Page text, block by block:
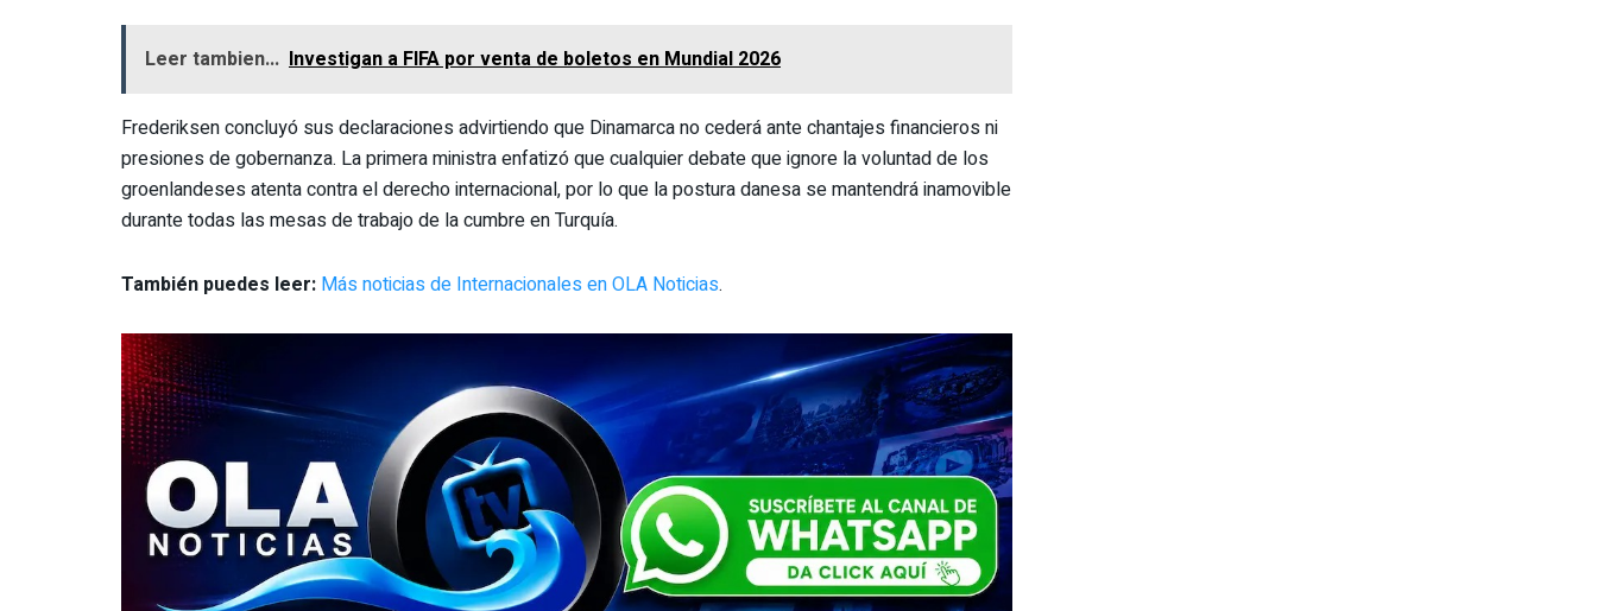
Leer tambien... Investigan a FIFA por venta de boletos en Mundial 2026
Frederiksen concluyó sus declaraciones advirtiendo que Dinamarca no cederá ante chantajes financieros ni
presiones de gobernanza. La primera ministra enfatizó que cualquier debate que ignore la voluntad de los
groenlandeses atenta contra el derecho internacional, por lo que la postura danesa se mantendrá inamovible
durante todas las mesas de trabajo de la cumbre en Turquía.
También puedes leer: Más noticias de Internacionales en OLA Noticias.